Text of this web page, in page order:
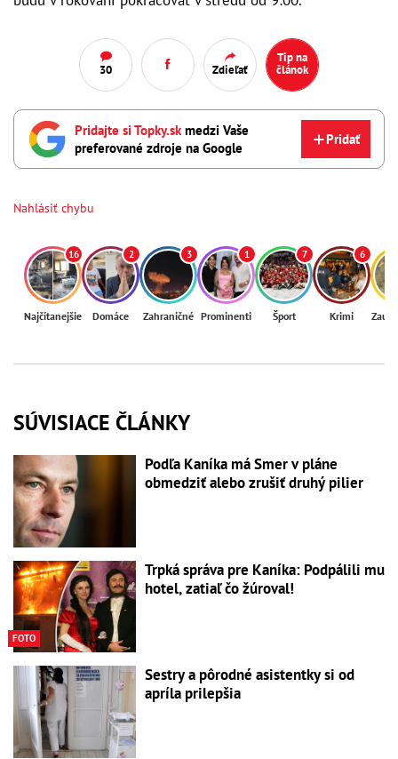
30 Zdieľať
Tip na
článok
Pridajte si Topky.sk medzi Vaše
preferované zdroje na Google
Pridať
Nahlásiť chybu
16
Najčítanejšie
2
Domáce
3
Zahraničné
1
Prominenti
7
Šport
6
Krimi
SÚVISIACE ČLÁNKY
Podľa Kaníka má Smer v pláne
obmedziť alebo zrušiť druhý pilier
FOTO
Trpká správa pre Kaníka: Podpálili mu
hotel, zatiaľ čo žúroval!
Sestry a pôrodné asistentky si od
apríla prilepšia